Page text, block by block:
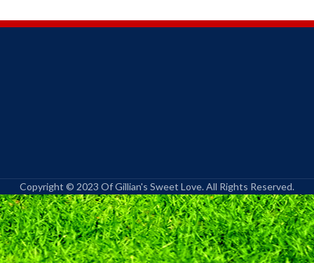
Copyright © 2023 Of Gillian's Sweet Love. All Rights Reserved.